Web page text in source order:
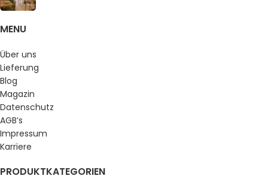
MENU
Über uns
Lieferung
Blog
Magazin
Datenschutz
AGB’s
Impressum
Karriere
PRODUKTKATEGORIEN